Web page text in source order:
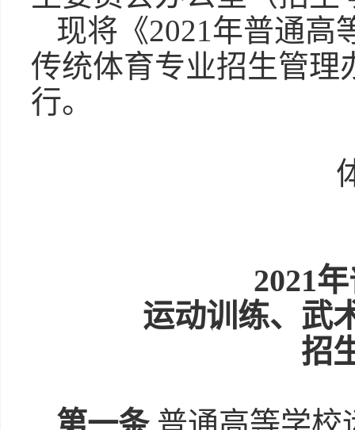
现将《2021年普通高
传统体育专业招生管理
行。
2021
运动训练、武
招